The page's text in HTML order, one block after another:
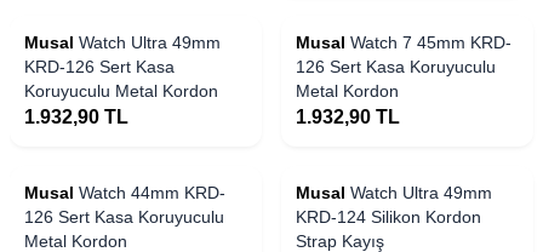
Musal Watch Ultra 49mm
KRD-126 Sert Kasa
Koruyuculu Metal Kordon
1.932,90 TL
Musal Watch 7 45mm KRD-
126 Sert Kasa Koruyuculu
Metal Kordon
1.932,90 TL
Musal Watch 44mm KRD-
126 Sert Kasa Koruyuculu
Metal Kordon
Musal Watch Ultra 49mm
KRD-124 Silikon Kordon
Strap Kayış